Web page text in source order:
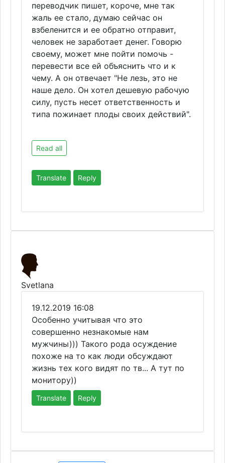
переводчик пишет, короче, мне так
жаль ее стало, думаю сейчас он
взбеленится и ее обратно отправит,
человек не заработает денег. Говорю
своему, может мне пойти помочь -
перевести все ей объяснить что и к
чему. А он отвечает "Не лезь, это не
наше дело. Он хотел дешевую рабочую
силу, пусть несет ответственность и
типа пожинает плоды своих действий".
Read all
Translate Reply
Svetlana
19.12.2019 16:08
Особенно учитывая что это
совершенно незнакомые нам
мужчины))) Такого рода осуждение
похоже на то как люди обсуждают
жизнь тех кого видят по тв... А тут по
монитору))
Translate Reply